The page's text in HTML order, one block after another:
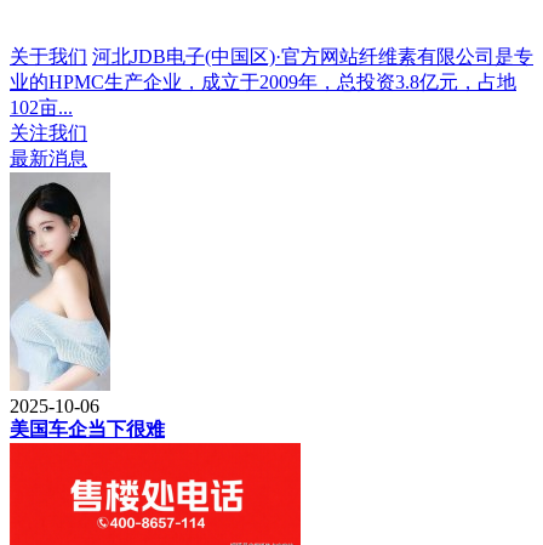
关于我们 河北JDB电子(中国区)·官方网站纤维素有限公司是专
业的HPMC生产企业，成立于2009年，总投资3.8亿元，占地
102亩...
关注我们
最新消息
2025-10-06
美国车企当下很难